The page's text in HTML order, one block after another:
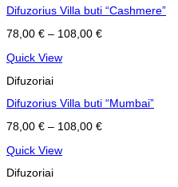
Difuzorius Villa buti “Cashmere”
78,00 € – 108,00 €
Quick View
Difuzoriai
Difuzorius Villa buti “Mumbai”
78,00 € – 108,00 €
Quick View
Difuzoriai